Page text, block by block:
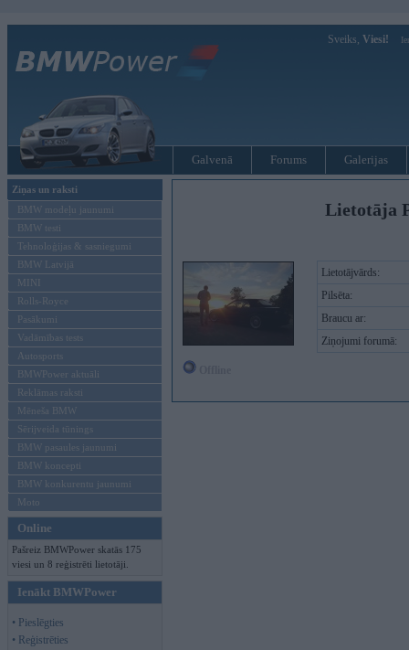
Sveiks, Viesi!
Galvenā Forums Galerijas
Ziņas un raksti
BMW modeļu jaunumi
BMW testi
Tehnoloģijas & sasniegumi
BMW Latvijā
MINI
Rolls-Royce
Pasākumi
Vadāmības tests
Autosports
BMWPower aktuāli
Reklāmas raksti
Mēneša BMW
Sērijveida tūnings
BMW pasaules jaunumi
BMW koncepti
BMW konkurentu jaunumi
Moto
Online
Pašreiz BMWPower skatās 175
viesi un 8 reģistrēti lietotāji.
Ienākt BMWPower
• Pieslēgties
• Reģistrēties
Lietotāja
Lietotājvārds:
Pilsēta:
Braucu ar:
Ziņojumi forumā: